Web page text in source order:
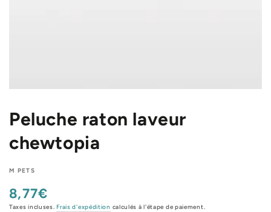
Peluche raton laveur
chewtopia
M PETS
Prix
normal
8,77€
Taxes incluses. Frais d'expédition calculés à l'étape de paiement.